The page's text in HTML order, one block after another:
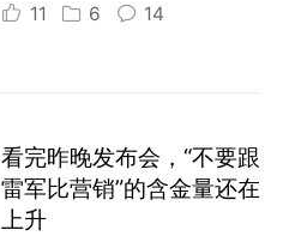
11 6 14
看完昨晚发布会，“不要跟
雷军比营销”的含金量还在
上升